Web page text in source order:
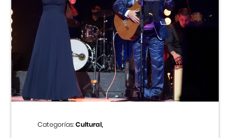
Categorías:Cultural,